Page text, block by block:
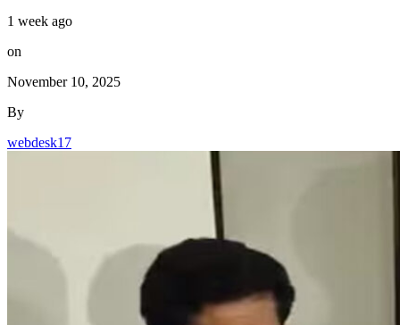
1 week ago
on
November 10, 2025
By
webdesk17